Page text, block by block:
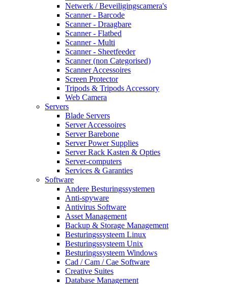
Netwerk / Beveiligingscamera's
Scanner - Barcode
Scanner - Draagbare
Scanner - Flatbed
Scanner - Multi
Scanner - Sheetfeeder
Scanner (non Categorised)
Scanner Accessoires
Screen Protector
Tripods & Tripods Accessory
Web Camera
Servers
Blade Servers
Server Accessoires
Server Barebone
Server Power Supplies
Server Rack Kasten & Opties
Server-computers
Services & Garanties
Software
Andere Besturingssystemen
Anti-spyware
Antivirus Software
Asset Management
Backup & Storage Management
Besturingssysteem Linux
Besturingssysteem Unix
Besturingssysteem Windows
Cad / Cam / Cae Software
Creative Suites
Database Management